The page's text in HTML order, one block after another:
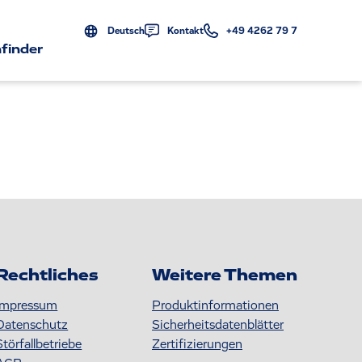
Deutsch Kontakt +49 4262 79 7
Weitere Themen
Produktinformationen
S icherheitsdatenblätter
Zertifizierungen